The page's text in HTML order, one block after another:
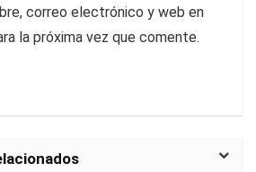
correo electrónico y web en
la próxima vez que comente.